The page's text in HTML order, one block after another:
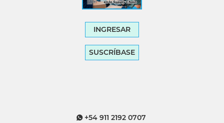
INGRESAR
SUSCRÍBASE
+54 911 2192 0707